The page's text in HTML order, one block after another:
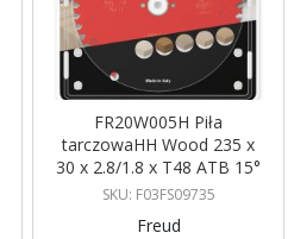
FR20W005H Piła
tarczowaHH Wood 235 x
30 x 2.8/1.8 x T48 ATB 15°
FREUD
SKU: F03FS09735
Freud